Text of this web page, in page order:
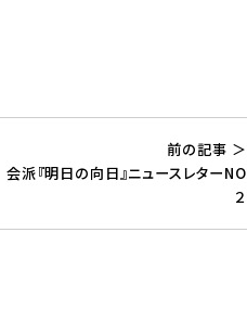
前の記事 ＞
会派『明日の向日』ニュースレターNO
２